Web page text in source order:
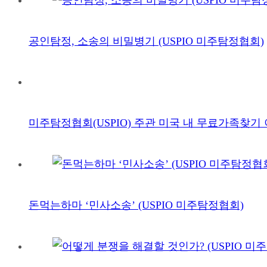
공인탐정, 소송의 비밀병기 (USPIO 미주탐정협회)
미주탐정협회(USPIO) 주관 미국 내 무료가족찾기
돈먹는하마 ‘민사소송’ (USPIO 미주탐정협회)